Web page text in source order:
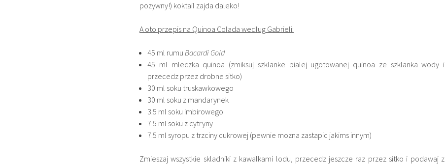
pozywny!) koktail zajda daleko!
A oto przepis na Quinoa Colada wedlug Gabrieli:
45 ml rumu Bacardi Gold
45 ml mleczka quinoa (zmiksuj szklanke bialej ugotowanej quinoa ze szklanka wody i
przecedz przez drobne sitko)
30 ml soku truskawkowego
30 ml soku z mandarynek
3.5 ml soku imbirowego
7.5 ml soku z cytryny
7.5 ml syropu z trzciny cukrowej (pewnie mozna zastapic jakims innym)
Zmieszaj wszystkie skladniki z kawalkami lodu, przecedz jeszcze raz przez sitko i podawaj z